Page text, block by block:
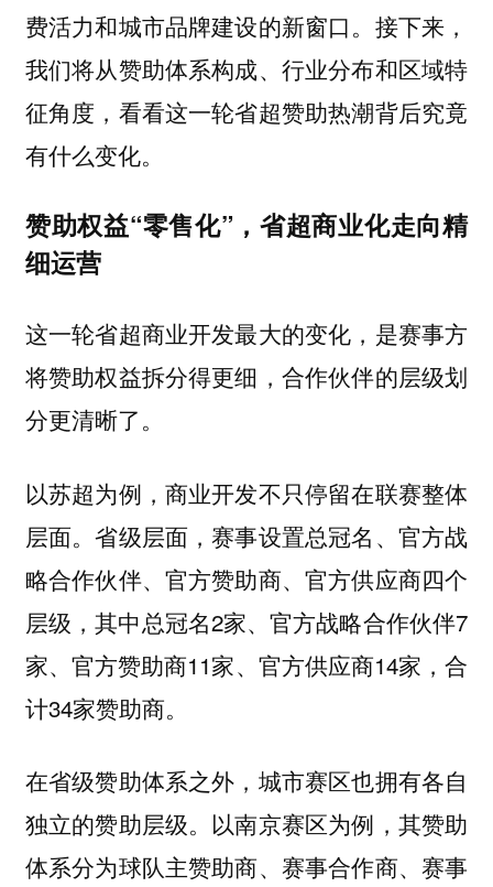
费活力和城市品牌建设的新窗口。接下来，
我们将从赞助体系构成、行业分布和区域特
征角度，看看这一轮省超赞助热潮背后究竟
有什么变化。
赞助权益“零售化”，省超商业化走向精
细运营
这一轮省超商业开发最大的变化，是赛事方
将赞助权益拆分得更细，合作伙伴的层级划
分更清晰了。
以苏超为例，商业开发不只停留在联赛整体
层面。省级层面，赛事设置总冠名、官方战
略合作伙伴、官方赞助商、官方供应商四个
层级，其中总冠名2家、官方战略合作伙伴7
家、官方赞助商11家、官方供应商14家，合
计34家赞助商。
在省级赞助体系之外，城市赛区也拥有各自
独立的赞助层级。以南京赛区为例，其赞助
体系分为球队主赞助商、赛事合作商、赛事